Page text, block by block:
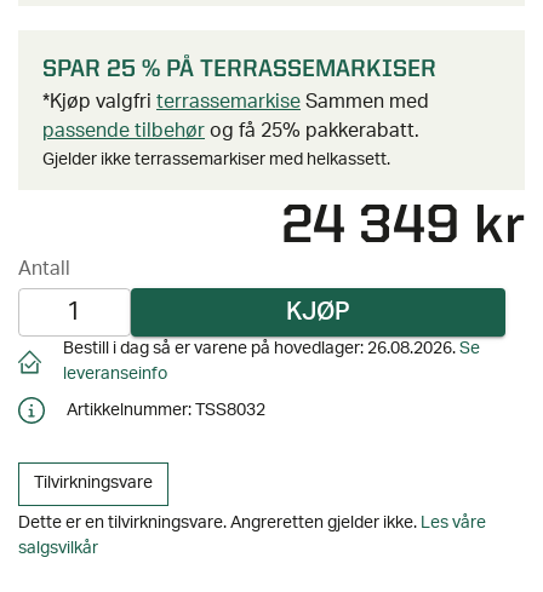
SPAR 25 % PÅ TERRASSEMARKISER
*Kjøp valgfri terrassemarkise Sammen med
passende tilbehør og få 25% pakkerabatt.
Gjelder ikke terrassemarkiser med helkassett.